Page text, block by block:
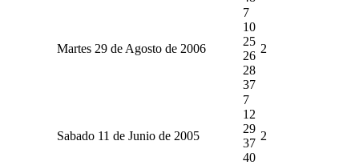
Martes 29 de Agosto de 2006
7
10
25
26
28
37
2
Sabado 11 de Junio de 2005
7
12
29
37
40
2